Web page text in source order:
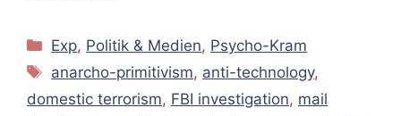
Kategorien
Exp, Politik & Medien, Psycho-Kram
Schlagwörter
anarcho-primitivism, anti-technology,
domestic terrorism, FBI investigation, mail